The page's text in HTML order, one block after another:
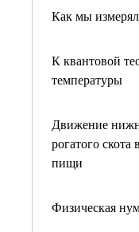
Как мы
К квантовой
температуры
Движение
рогатого
пищи
Физическая